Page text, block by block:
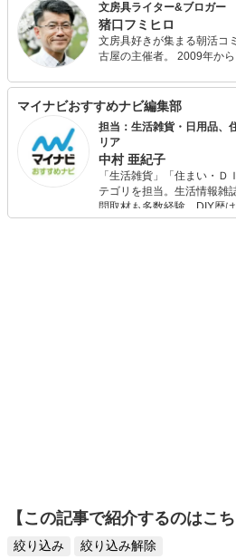
文房具ライター&ブロガー
猪口フミヒロ
文房具好きが集まる朝活コ
古屋の主催者。 2009年からブログ『本と文房具とスグレモ
房具屋さん大賞』で特別コ
有数の文房具通。 東海地区
活動を精力的に展開するサラリーマン。
住。
マイナビおすすめナビ編集部
担当：生活雑貨・日用品、
リア
中村 亜紀子
「生活雑貨」「住まい・
テゴリを担当。生活情報雑
問取材も多数経験。DIY歴
りや壁紙チェンジなどもチ
【この記事で紹介するのはこち
絞り込み
絞り込み解除